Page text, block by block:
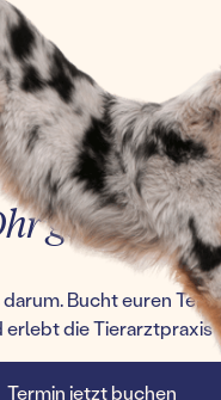
euch einen
gesetzt?
Bucht euren
erlebt die Tierarztpraxis
Termin jetzt buchen